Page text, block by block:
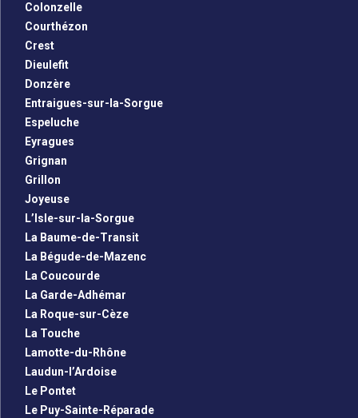
Colonzelle
Courthézon
Crest
Dieulefit
Donzère
Entraigues-sur-la-Sorgue
Espeluche
Eyragues
Grignan
Grillon
Joyeuse
L’Isle-sur-la-Sorgue
La Baume-de-Transit
La Bégude-de-Mazenc
La Coucourde
La Garde-Adhémar
La Roque-sur-Cèze
La Touche
Lamotte-du-Rhône
Laudun-l’Ardoise
Le Pontet
Le Puy-Sainte-Réparade